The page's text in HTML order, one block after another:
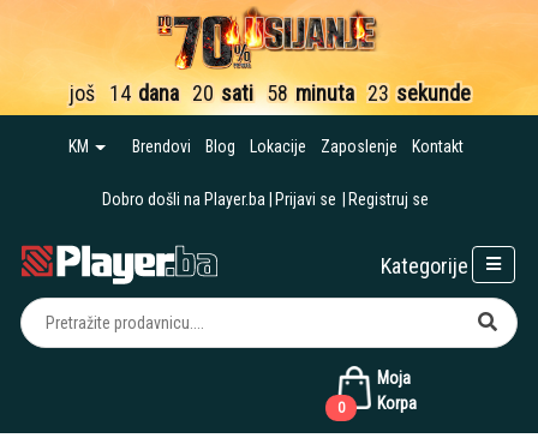
još 14 dana 20 sati 58 minuta 23 sekunde
KM Brendovi Blog Lokacije Zaposlenje Kontakt
Dobro došli na Player.ba Prijavi se Registruj se
Moja
Korpa
0
Kategorije